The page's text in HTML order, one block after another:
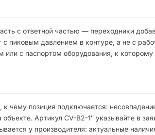
с ответной частью — переходники
пиковым давлением в контуре, а не с
с паспортом оборудования, к которому
чему позиция подключается:
Артикул CV-B2-1″ указывайте в
у производителя: актуальные